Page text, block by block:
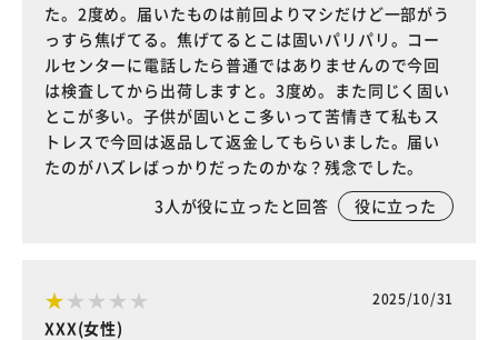
た。2度め。届いたものは前回よりマシだけど一部がう
っすら焦げてる。焦げてるとこは固いパリパリ。コー
ルセンターに電話したら普通ではありませんので今回
は検査してから出荷しますと。3度め。また同じく固い
とこが多い。子供が固いとこ多いって苦情きて私もス
トレスで今回は返品して返金してもらいました。届い
たのがハズレばっかりだったのかな？残念でした。
3人が役に立ったと回答 役に立った
2025/10/31
XXX(女性)